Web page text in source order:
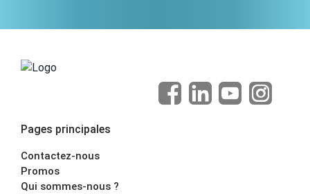
Pages principales
Contactez-nous
Promos
Qui sommes-nous ?